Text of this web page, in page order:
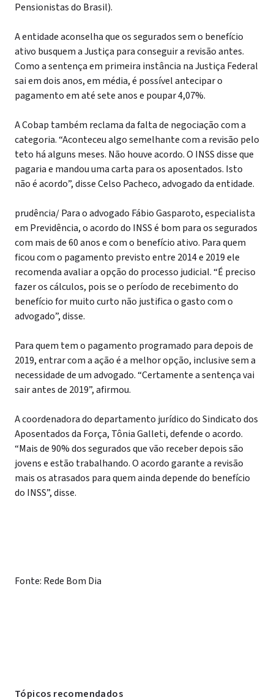
Pensionistas do Brasil).
A entidade aconselha que os segurados sem o benefício
ativo busquem a Justiça para conseguir a revisão antes.
Como a sentença em primeira instância na Justiça Federal
sai em dois anos, em média, é possível antecipar o
pagamento em até sete anos e poupar 4,07%.
A Cobap também reclama da falta de negociação com a
categoria. “Aconteceu algo semelhante com a revisão pelo
teto há alguns meses. Não houve acordo. O INSS disse que
pagaria e mandou uma carta para os aposentados. Isto
não é acordo”, disse Celso Pacheco, advogado da entidade.
prudência/ Para o advogado Fábio Gasparoto, especialista
em Previdência, o acordo do INSS é bom para os segurados
com mais de 60 anos e com o benefício ativo. Para quem
ficou com o pagamento previsto entre 2014 e 2019 ele
recomenda avaliar a opção do processo judicial. “É preciso
fazer os cálculos, pois se o período de recebimento do
benefício for muito curto não justifica o gasto com o
advogado”, disse.
Para quem tem o pagamento programado para depois de
2019, entrar com a ação é a melhor opção, inclusive sem a
necessidade de um advogado. “Certamente a sentença vai
sair antes de 2019”, afirmou.
A coordenadora do departamento jurídico do Sindicato dos
Aposentados da Força, Tônia Galleti, defende o acordo.
“Mais de 90% dos segurados que vão receber depois são
jovens e estão trabalhando. O acordo garante a revisão
mais os atrasados para quem ainda depende do benefício
do INSS”, disse.
Fonte: Rede Bom Dia
Tópicos recomendados